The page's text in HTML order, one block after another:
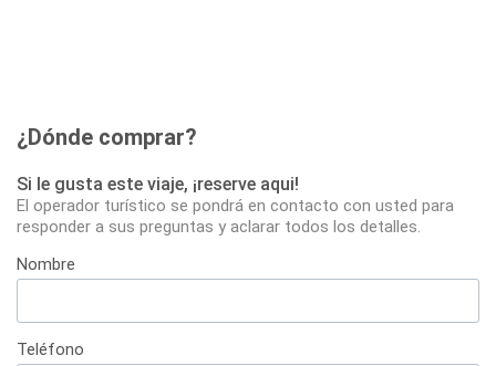
¿Dónde comprar?
Si le gusta este viaje, ¡reserve aqui!
El operador turístico se pondrá en contacto con usted para
responder a sus preguntas y aclarar todos los detalles.
Nombre
Teléfono